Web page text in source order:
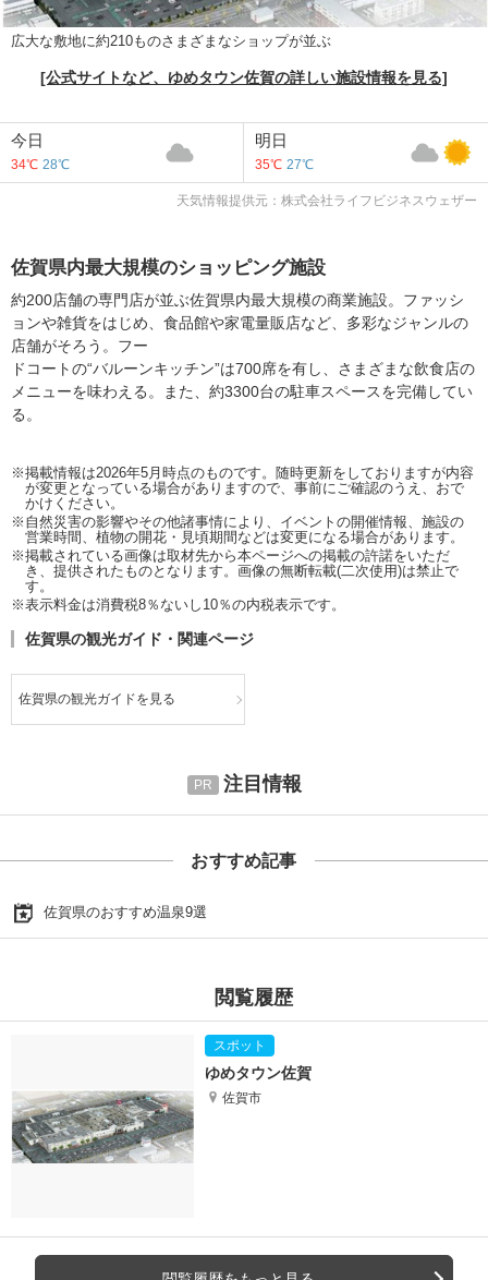
広大な敷地に約210ものさまざまなショップが並ぶ
[公式サイトなど、ゆめタウン佐賀の詳しい施設情報を見る]
今日
34℃ 28℃
明日
35℃ 27℃
天気情報提供元：株式会社ライフビジネスウェザー
佐賀県内最大規模のショッピング施設
約200店舗の専門店が並ぶ佐賀県内最大規模の商業施設。ファッシ
ョンや雑貨をはじめ、食品館や家電量販店など、多彩なジャンルの
店舗がそろう。フー
ドコートの“バルーンキッチン”は700席を有し、さまざまな飲食店の
メニューを味わえる。また、約3300台の駐車スペースを完備してい
る。
※掲載情報は2026年5月時点のものです。随時更新をしておりますが内容
が変更となっている場合がありますので、事前にご確認のうえ、おで
かけください。
※自然災害の影響やその他諸事情により、イベントの開催情報、施設の
営業時間、植物の開花・見頃期間などは変更になる場合があります。
※掲載されている画像は取材先から本ページへの掲載の許諾をいただ
き、提供されたものとなります。画像の無断転載(二次使用)は禁止で
す。
※表示料金は消費税8％ないし10％の内税表示です。
佐賀県の観光ガイド・関連ページ
佐賀県の観光ガイドを見る
注目情報
おすすめ記事
佐賀県のおすすめ温泉9選
閲覧履歴
ゆめタウン佐賀
佐賀市